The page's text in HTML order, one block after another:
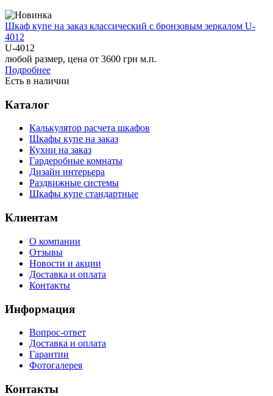
Шкаф купе на заказ классический с бронзовым зеркалом U-
4012
U-4012
любой размер, цена от 3600 грн м.п.
Подробнее
Есть в наличии
Каталог
Калькулятор расчета шкафов
Шкафы купе на заказ
Кухни на заказ
Гардеробные комнаты
Дизайн интерьера
Раздвижные системы
Шкафы купе стандартные
Клиентам
О компании
Отзывы
Новости и акции
Доставка и оплата
Контакты
Информация
Вопрос-ответ
Доставка и оплата
Гарантии
Фотогалерея
Контакты